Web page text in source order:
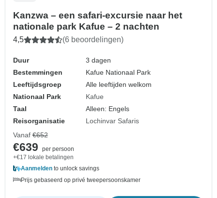
Kanzwa – een safari-excursie naar het
nationale park Kafue – 2 nachten
4,5 (6 beoordelingen)
Duur
3 dagen
Bestemmingen
Kafue Nationaal Park
Leeftijdsgroep
Alle leeftijden welkom
Nationaal Park
Kafue
Taal
Alleen: Engels
Reisorganisatie
Lochinvar Safaris
Vanaf €652
€639
per persoon
+€17 lokale betalingen
Aanmelden to unlock savings
Prijs gebaseerd op privé tweepersoonskamer